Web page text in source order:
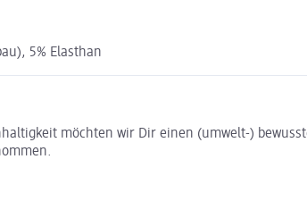
5% Elasthan
möchten wir Dir einen (umwelt-)